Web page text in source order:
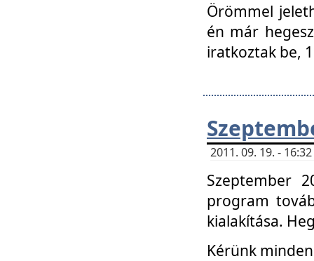
Örömmel
én már
iratkoztak be,
2011. 09. 19. -
Szeptember
program
kialakítása.
Kérünk